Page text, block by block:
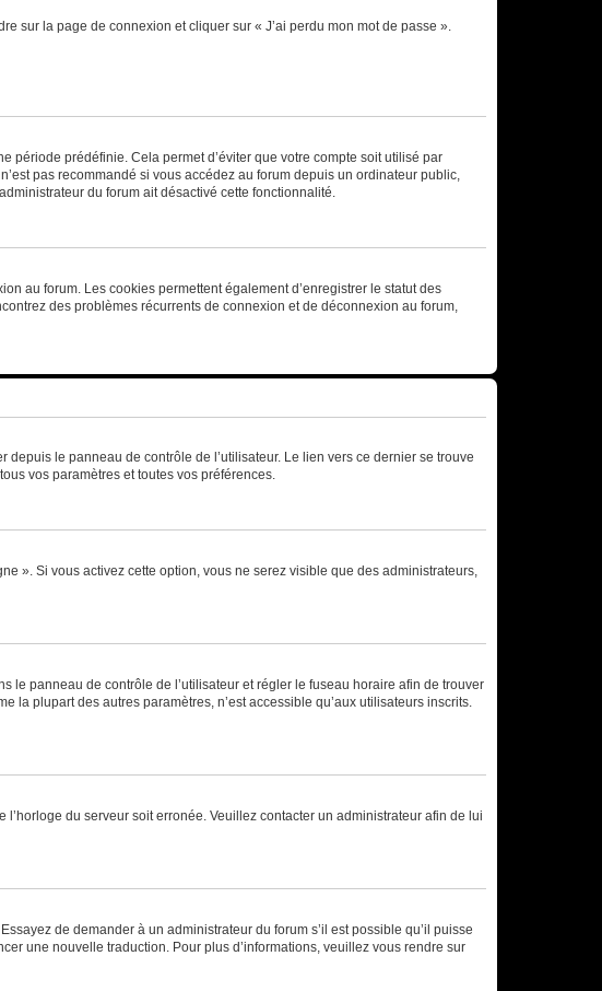
sur la page de connexion et cliquer sur « J’ai perdu mon mot de passe ».
période prédéfinie. Cela permet d’éviter que votre compte soit utilisé par
pas recommandé si vous accédez au forum depuis un ordinateur public,
du forum ait désactivé cette fonctionnalité.
au forum. Les cookies permettent également d’enregistrer le statut des
des problèmes récurrents de connexion et de déconnexion au forum,
le panneau de contrôle de l’utilisateur. Le lien vers ce dernier se trouve
vos paramètres et toutes vos préférences.
». Si vous activez cette option, vous ne serez visible que des administrateurs,
le panneau de contrôle de l’utilisateur et régler le fuseau horaire afin de trouver
la plupart des autres paramètres, n’est accessible qu’aux utilisateurs inscrits.
du serveur soit erronée. Veuillez contacter un administrateur afin de lui
de demander à un administrateur du forum s’il est possible qu’il puisse
une nouvelle traduction. Pour plus d’informations, veuillez vous rendre sur